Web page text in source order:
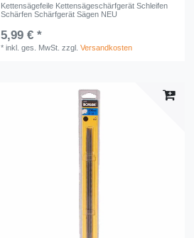
Kettensägefeile Kettensägeschärfgerät Schleifen
Schärfen Schärfgerät Sägen NEU
5,99 € *
*inkl. ges. MwSt. zzgl.Versandkosten